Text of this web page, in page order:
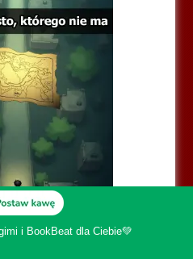
i BookBeat dla Ciebie💚